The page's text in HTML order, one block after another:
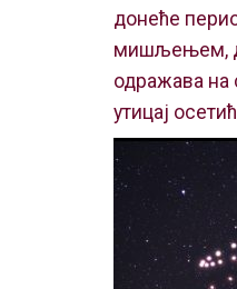
донеће
мишљењем,
одражава на
утицај